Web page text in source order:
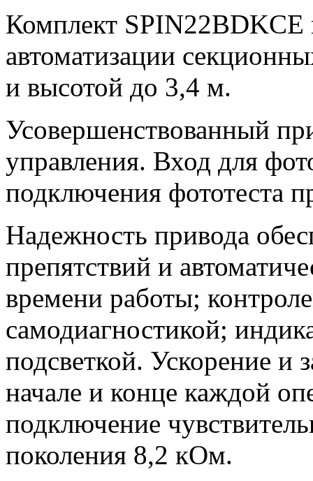
Комплект SPIN22BDKCE
автоматизации
и высотой до 3,4 м.
Усовершенствованный
управления. Вход для
подключения фототеста
Надежность привода
препятствий и
времени работы;
самодиагностикой;
подсветкой. Ускорение и
начале и конце каждой
подключение
поколения 8,2 кОм.